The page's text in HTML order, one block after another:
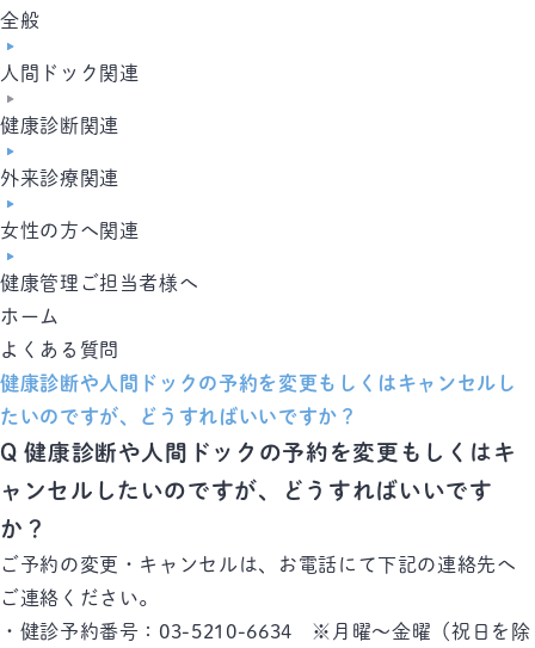
全般
人間ドック関連
健康診断関連
外来診療関連
女性の方へ関連
健康管理ご担当者様へ
ホーム
よくある質問
健康診断や人間ドックの予約を変更もしくはキャンセルし
たいのですが、どうすればいいですか？
Q 健康診断や人間ドックの予約を変更もしくはキ
ャンセルしたいのですが、どうすればいいです
か？
ご予約の変更・キャンセルは、お電話にて下記の連絡先へ
ご連絡ください。
・健診予約番号：03-5210-6634 ※月曜～金曜（祝日を除